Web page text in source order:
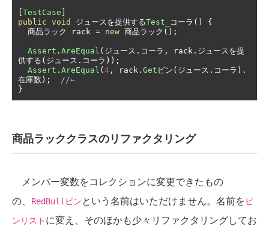
TestCase
public void ジュースを提供するTest_ コーラ()
{
商品ラック
rack = new 商品ラック();
Assert . AreEqual (ジュース.コーラ, rack .ジュースを提
供する(ジュース.コーラ));
Assert . AreEqual ( 4 , rack . Get ビン(ジュース.コーラ).
在庫数);
//←
}
商品ラッククラスのリファクタリング
メンバー変数をコレクションに変更できたもの
の、
RedBullビンという名前はいただけません。名前をビ
ンリスト に変え、そのほかも少々リファクタリングしてお